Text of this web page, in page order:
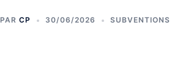
PAR CP 30/06/2026 SUBVENTIONS